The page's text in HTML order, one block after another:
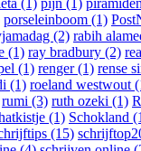
porseleinboom (1)
(2) rabih
(1) ray bradbury (2)
(1) renger (1) rense
(1) roeland westwout
rumi (3) ruth ozeki (1)
(1) Schokland
(15)